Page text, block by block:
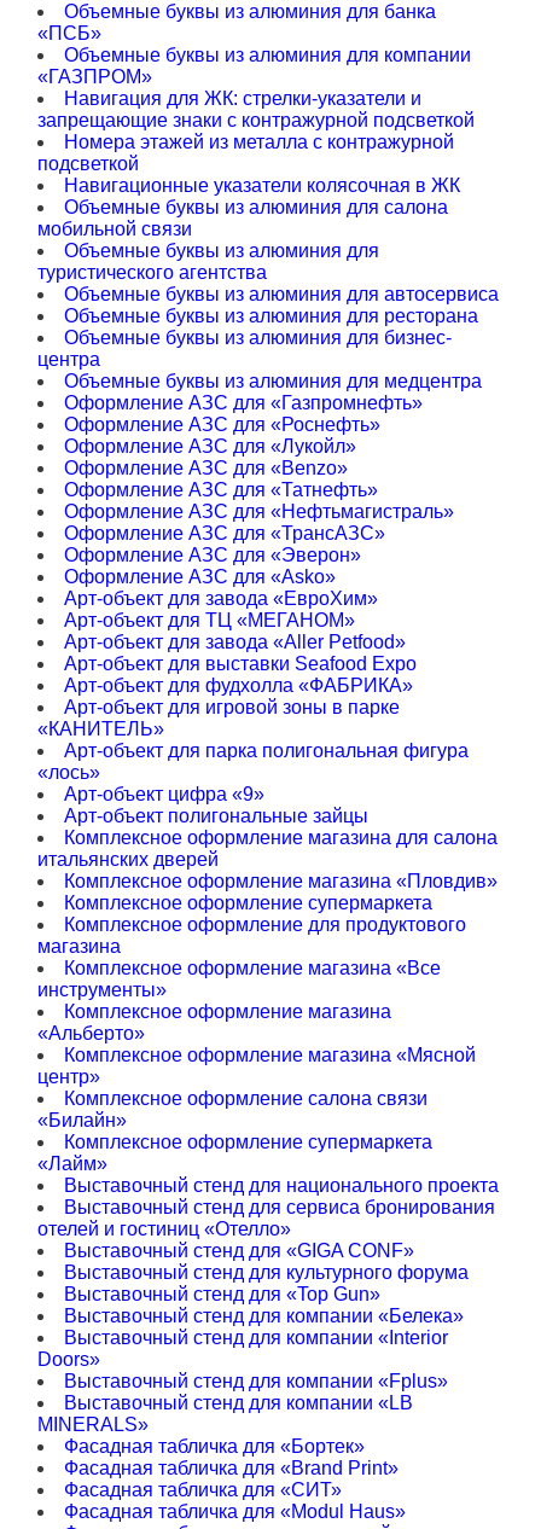
Объемные буквы из алюминия для банка
«ПСБ»
Объемные буквы из алюминия для компании
«ГАЗПРОМ»
Навигация для ЖК: стрелки-указатели и
запрещающие знаки с контражурной подсветкой
Номера этажей из металла с контражурной
подсветкой
Навигационные указатели колясочная в ЖК
Объемные буквы из алюминия для салона
мобильной связи
Объемные буквы из алюминия для
туристического агентства
Объемные буквы из алюминия для автосервиса
Объемные буквы из алюминия для ресторана
Объемные буквы из алюминия для бизнес-
центра
Объемные буквы из алюминия для медцентра
Оформление АЗС для «Газпромнефть»
Оформление АЗС для «Роснефть»
Оформление АЗС для «Лукойл»
Оформление АЗС для «Benzo»
Оформление АЗС для «Татнефть»
Оформление АЗС для «Нефтьмагистраль»
Оформление АЗС для «ТрансАЗС»
Оформление АЗС для «Эверон»
Оформление АЗС для «Asko»
Арт-объект для завода «ЕвроХим»
Арт-объект для ТЦ «МЕГАНОМ»
Арт-объект для завода «Aller Petfood»
Арт-объект для выставки Seafood Expo
Арт-объект для фудхолла «ФАБРИКА»
Арт-объект для игровой зоны в парке
«КАНИТЕЛЬ»
Арт-объект для парка полигональная фигура
«лось»
Арт-объект цифра «9»
Арт-объект полигональные зайцы
Комплексное оформление магазина для салона
итальянских дверей
Комплексное оформление магазина «Пловдив»
Комплексное оформление супермаркета
Комплексное оформление для продуктового
магазина
Комплексное оформление магазина «Все
инструменты»
Комплексное оформление магазина
«Альберто»
Комплексное оформление магазина «Мясной
центр»
Комплексное оформление салона связи
«Билайн»
Комплексное оформление супермаркета
«Лайм»
Выставочный стенд для национального проекта
Выставочный стенд для сервиса бронирования
отелей и гостиниц «Отелло»
Выставочный стенд для «GIGA CONF»
Выставочный стенд для культурного форума
Выставочный стенд для «Top Gun»
Выставочный стенд для компании «Белека»
Выставочный стенд для компании «Interior
Doors»
Выставочный стенд для компании «Fplus»
Выставочный стенд для компании «LB
MINERALS»
Фасадная табличка для «Бортек»
Фасадная табличка для «Brand Print»
Фасадная табличка для «СИТ»
Фасадная табличка для «Modul Haus»